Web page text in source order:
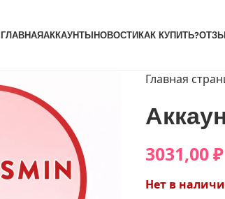
ГЛАВНАЯАККАУНТЫНОВОСТИКАК КУПИТЬ?
Главная
3031,00₽
Нет в